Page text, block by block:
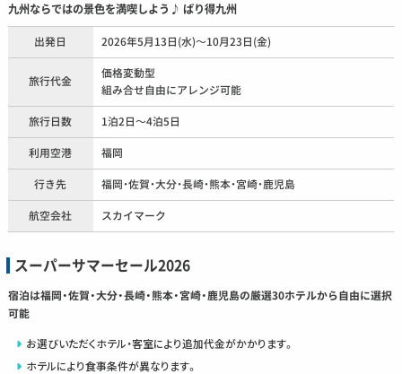
九州ならではの景色を満喫しよう♪ ばり得九州
出発日 2026年5月13日(水)～10月23日(金)
旅行代金
価格変動型
組み合せ自由にアレンジ可能
旅行日数 1泊2日～4泊5日
利用空港 福岡
行き先 福岡・佐賀・大分・長崎・熊本・宮崎・鹿児島
航空会社 スカイマーク
スーパーサマーセール2026
宿泊は福岡・佐賀・大分・長崎・熊本・宮崎・鹿児島の厳選30ホテルから自由に選択
可能
お選びいただくホテル・客室により追加代金がかかります。
ホテルにより食事条件が異なります。